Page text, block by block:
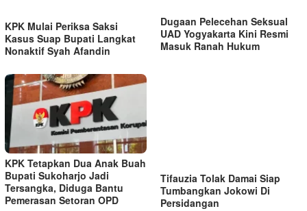
KPK Mulai Periksa Saksi
Kasus Suap Bupati Langkat
Nonaktif Syah Afandin
Dugaan Pelecehan Seksual
UAD Yogyakarta Kini Resmi
Masuk Ranah Hukum
KPK Tetapkan Dua Anak Buah
Bupati Sukoharjo Jadi
Tersangka, Diduga Bantu
Pemerasan Setoran OPD
Tifauzia Tolak Damai Siap
Tumbangkan Jokowi Di
Persidangan